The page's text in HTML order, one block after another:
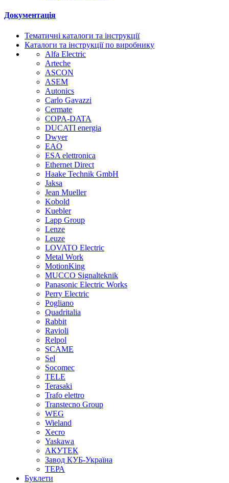
Документація
Тематичні каталоги та інструкції
Каталоги та інструкції по виробнику
Alfa Electric
Arteche
ASCON
ASEM
Autonics
Carlo Gavazzi
Cermate
COPA-DATA
DUCATI energia
Dwyer
EAO
ESA elettronica
Ethernet Direct
Haake Technik GmbH
Jaksa
Jean Mueller
Kobold
Kuebler
Lapp Group
Lenze
Leuze
LOVATO Electric
Metal Work
MotionKing
MUCCO Signalteknik
Panasonic Electric Works
Perry Electric
Pogliano
Quadritalia
Rabbit
Ravioli
Relpol
SCAME
Sel
Socomec
TELE
Terasaki
Trafo elettro
Transtecno Group
WEG
Wieland
Xecro
Yaskawa
АКУТЕК
Завод КУБ-Україна
ТЕРА
Буклети